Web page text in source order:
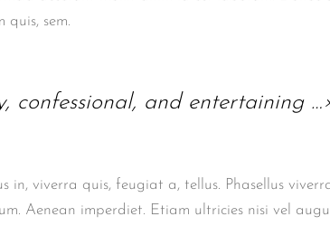
quis, sem.
confessional, and entertaining
in, viverra quis, feugiat a, tellus. Phasellus
Aenean imperdiet. Etiam ultricies nisi vel